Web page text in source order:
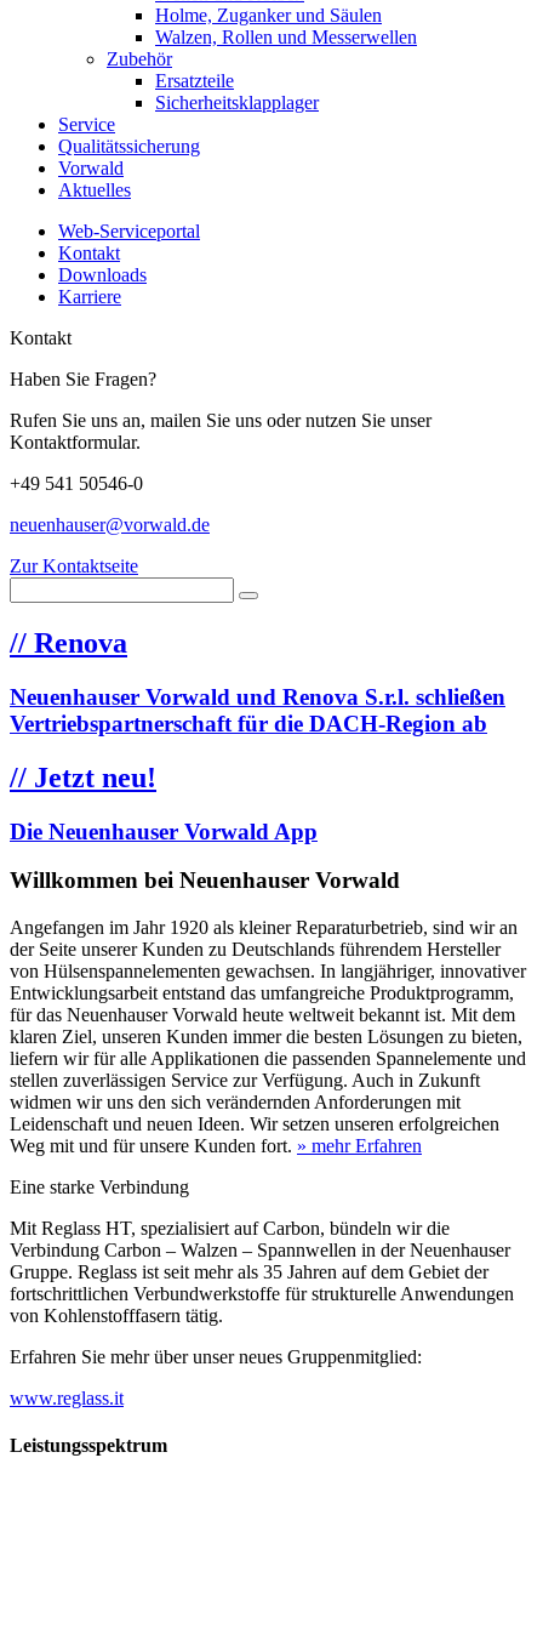
Holme, Zuganker und Säulen
Walzen, Rollen und Messerwellen
Zubehör
Ersatzteile
Sicherheitsklapplager
Service
Qualitätssicherung
Vorwald
Aktuelles
Web-Serviceportal
Kontakt
Downloads
Karriere
Kontakt
Haben Sie Fragen?
Rufen Sie uns an, mailen Sie uns oder nutzen Sie unser
Kontaktformular.
+49 541 50546-0
neuenhauser@vorwald.de
Zur Kontaktseite
// Renova
Neuenhauser Vorwald und Renova S.r.l. schließen
Vertriebspartnerschaft für die DACH-Region ab
// Jetzt neu!
Die Neuenhauser Vorwald App
Willkommen bei Neuenhauser Vorwald
Angefangen im Jahr 1920 als kleiner Reparaturbetrieb, sind wir an
der Seite unserer Kunden zu Deutschlands führendem Hersteller
von Hülsenspannelementen gewachsen. In langjähriger, innovativer
Entwicklungsarbeit entstand das umfangreiche Produktprogramm,
für das Neuenhauser Vorwald heute weltweit bekannt ist. Mit dem
klaren Ziel, unseren Kunden immer die besten Lösungen zu bieten,
liefern wir für alle Applikationen die passenden Spannelemente und
stellen zuverlässigen Service zur Verfügung. Auch in Zukunft
widmen wir uns den sich verändernden Anforderungen mit
Leidenschaft und neuen Ideen. Wir setzen unseren erfolgreichen
Weg mit und für unsere Kunden fort. » mehr Erfahren
Eine starke Verbindung
Mit Reglass HT, spezialisiert auf Carbon, bündeln wir die
Verbindung Carbon – Walzen – Spannwellen in der Neuenhauser
Gruppe. Reglass ist seit mehr als 35 Jahren auf dem Gebiet der
fortschrittlichen Verbundwerkstoffe für strukturelle Anwendungen
von Kohlenstofffasern tätig.
Erfahren Sie mehr über unser neues Gruppenmitglied:
www.reglass.it
Leistungsspektrum